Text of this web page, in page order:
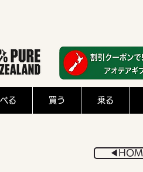
る 買う 乗る